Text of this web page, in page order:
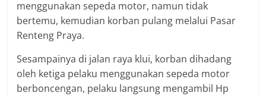
menggunakan sepeda motor, namun tidak
bertemu, kemudian korban pulang melalui Pasar
Renteng Praya.
Sesampainya di jalan raya klui, korban dihadang
oleh ketiga pelaku menggunakan sepeda motor
berboncengan, pelaku langsung mengambil Hp